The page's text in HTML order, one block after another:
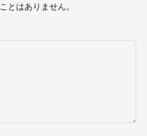
とはありません。